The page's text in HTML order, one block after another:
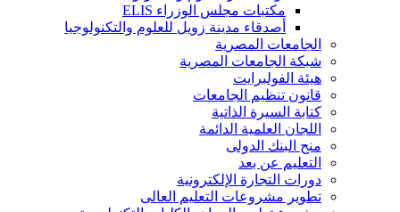
مكتبات مجلس الوزراء ELIS
أصدقاء مدينة زويل للعلوم والتكنولوجيا
الجامعات المصرية
شبكة الجامعات المصرية
هيئة الفولبرايت
قانون تنظيم الجامعات
كتابة السيرة الذاتية
اللجان العلمية الدائمة
منح البنك الدولى
التعليم عن بعد
دورات التجارة الإلكترونية
تطوير مشروعات التعليم العالى